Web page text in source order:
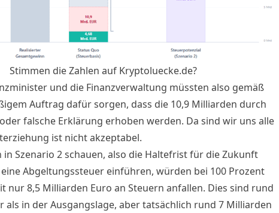
Stimmen die Zahlen auf Kryptoluecke.de?
und die Finanzverwaltung müssten also gemäß
Auftrag dafür sorgen, dass die 10,9 Milliarden durch
falsche Erklärung erhoben werden. Da sind wir uns alle
ist nicht akzeptabel.
Szenario 2 schauen, also die Haltefrist für die Zukunft
Abgeltungssteuer einführen, würden bei 100 Prozent
nur 8,5 Milliarden Euro an Steuern anfallen. Dies sind rund
als in der Ausgangslage, aber tatsächlich rund 7 Milliarden